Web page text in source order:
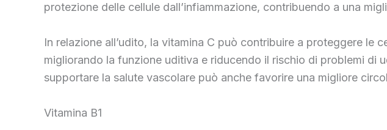
protezione delle cellule dall’infiammazione, contribuendo a una
In relazione all’udito, la vitamina C può contribuire a proteggere le
migliorando la funzione uditiva e riducendo il rischio di problemi di
supportare la salute vascolare può anche favorire una migliore
Vitamina B1